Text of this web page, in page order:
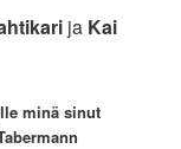
ja Kai
minä sinut